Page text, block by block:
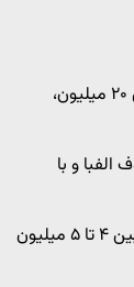
بازنشستگان دریافتی بالای ۲۰ میلیون،
و با
مبلغ معوقات بین ۴ تا ۵ میلیون